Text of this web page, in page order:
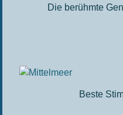
Die berühmte
Beste